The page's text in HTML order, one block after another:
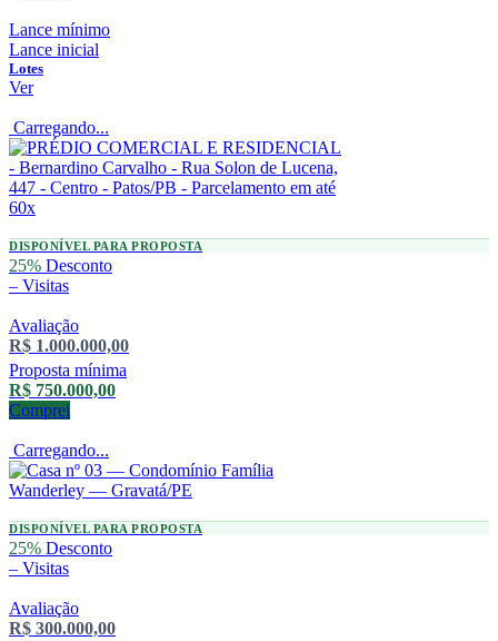
Lance mínimo
Lance inicial
Lotes
Ver
Carregando...
DISPONÍVEL PARA PROPOSTA
25% Desconto
– Visitas
Avaliação
R$ 1.000.000,00
Proposta mínima
R$ 750.000,00
Comprei
Carregando...
DISPONÍVEL PARA PROPOSTA
25% Desconto
– Visitas
Avaliação
R$ 300.000,00